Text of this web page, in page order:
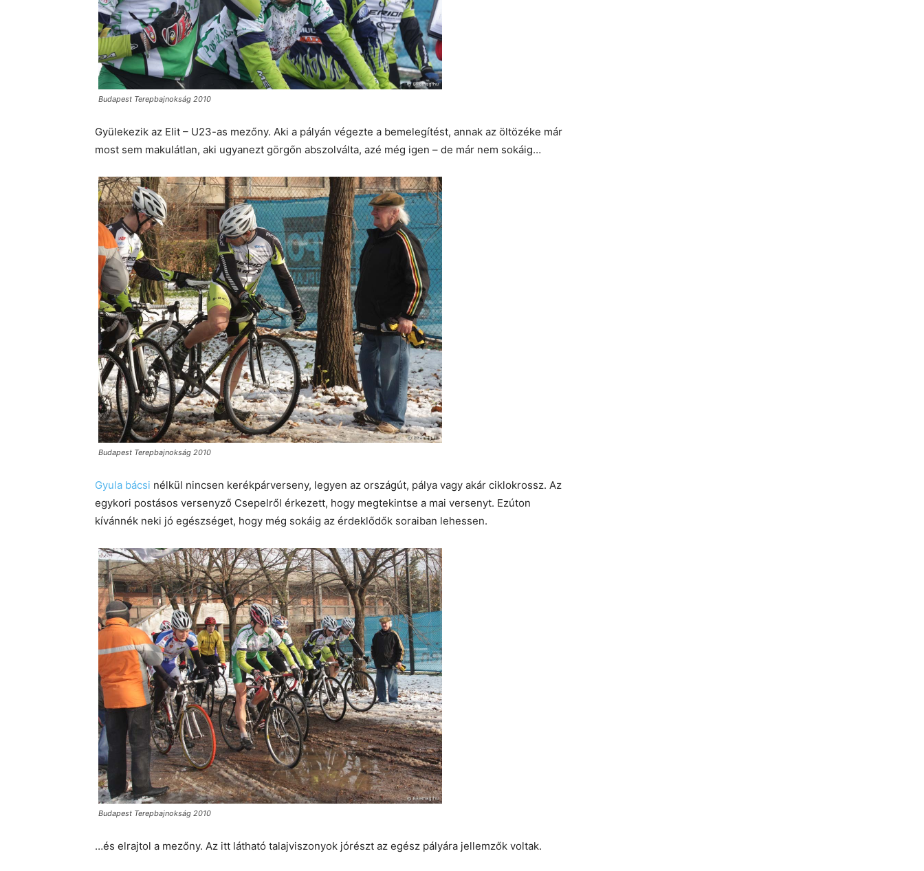
Budapest Terepbajnokság 2010
Gyülekezik az Elit – U23-as mezőny. Aki a pályán végezte a bemelegítést, annak az öltözéke már
most sem makulátlan, aki ugyanezt görgőn abszolválta, azé még igen – de már nem sokáig…
Budapest Terepbajnokság 2010
Gyula bácsi nélkül nincsen kerékpárverseny, legyen az országút, pálya vagy akár ciklokrossz. Az
egykori postásos versenyző Csepelről érkezett, hogy megtekintse a mai versenyt. Ezúton
kívánnék neki jó egészséget, hogy még sokáig az érdeklődők soraiban lehessen.
Budapest Terepbajnokság 2010
…és elrajtol a mezőny. Az itt látható talajviszonyok jórészt az egész pályára jellemzők voltak.